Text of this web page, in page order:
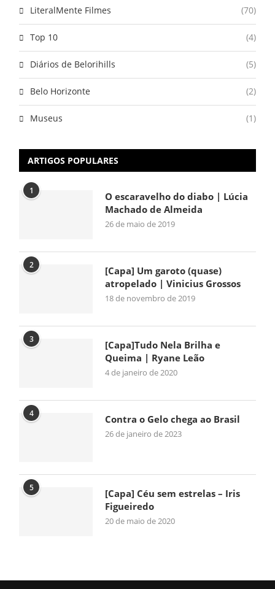
LiteralMente Filmes (70)
Top 10 (4)
Diários de Belorihills (5)
Belo Horizonte (2)
Museus (1)
ARTIGOS POPULARES
1
O escaravelho do diabo | Lúcia
Machado de Almeida
26 de maio de 2019
2
[Capa] Um garoto (quase)
atropelado | Vinicius Grossos
18 de novembro de 2019
3
[Capa]Tudo Nela Brilha e
Queima | Ryane Leão
4 de janeiro de 2020
4 Contra o Gelo chega ao Brasil
26 de janeiro de 2023
5
[Capa] Céu sem estrelas – Iris
Figueiredo
20 de maio de 2020